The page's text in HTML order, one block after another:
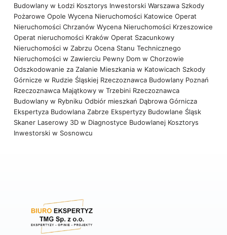
Budowlany w Łodzi Kosztorys Inwestorski Warszawa Szkody
Pożarowe Opole Wycena Nieruchomości Katowice Operat
Nieruchomości Chrzanów Wycena Nieruchomości Krzeszowice
Operat nieruchomości Kraków Operat Szacunkowy
Nieruchomości w Zabrzu Ocena Stanu Technicznego
Nieruchomości w Zawierciu Pewny Dom w Chorzowie
Odszkodowanie za Zalanie Mieszkania w Katowicach Szkody
Górnicze w Rudzie Śląskiej Rzeczoznawca Budowlany Poznań
Rzeczoznawca Majątkowy w Trzebini Rzeczoznawca
Budowlany w Rybniku Odbiór mieszkań Dąbrowa Górnicza
Ekspertyza Budowlana Zabrze Ekspertyzy Budowlane Śląsk
Skaner Laserowy 3D w Diagnostyce Budowlanej Kosztorys
Inwestorski w Sosnowcu